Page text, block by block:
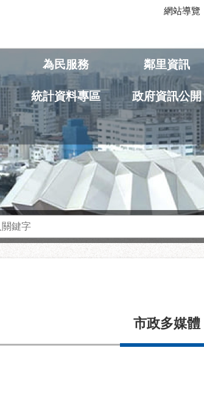
網站導覽
為民服務 鄰里資訊
統計資料專區 政府資訊公開
市政多媒體